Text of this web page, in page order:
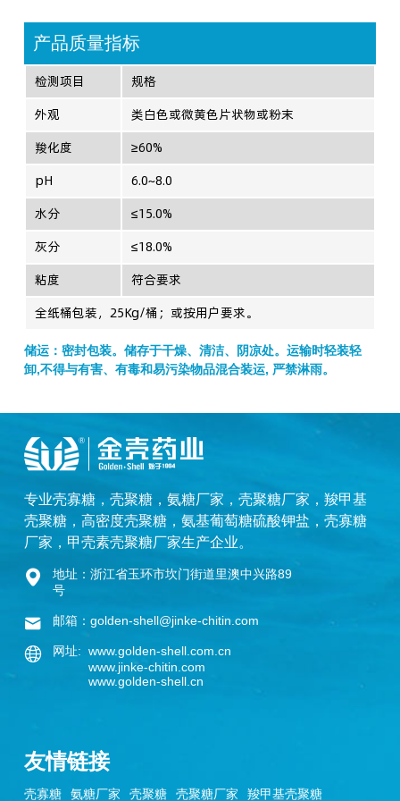
产品质量指标
检测项目
规格
外观
类白色或微黄色片状物或粉末
羧化度
≥60%
pH
6.0~8.0
水分
≤15.0%
灰分
≤18.0%
粘度
符合要求
全纸桶包装，25Kg/桶；或按用户要求。
储运：密封包装。储存于干燥、清洁、阴凉处。运输时轻装轻
卸,不得与有害、有毒和易污染物品混合装运, 严禁淋雨。
专业壳寡糖， 壳聚糖， 氨糖厂家 ， 壳聚糖厂家 ， 羧甲基
壳聚糖， 高密度壳聚糖， 氨基葡萄糖硫酸钾盐 ， 壳寡糖
厂家 ， 甲壳素壳聚糖厂家生产企业。
地址：浙江省玉环市坎门街道里澳中兴路89
号
邮箱：golden-shell@jinke-chitin.com
网址: www.golden-shell.com.cn
www.jinke-chitin.com
www.golden-shell.cn
友情链接
壳寡糖 氨糖厂家 壳聚糖 壳聚糖厂家 羧甲基壳聚糖